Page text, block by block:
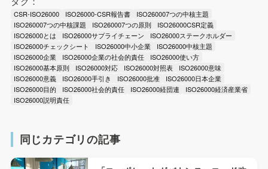
CSR-ISO26000 ISO26000-CSR報告書
ISO260007つの中核主題
ISO260007つの中核課題
ISO260007つの原則
ISO26000CSR定義
ISO26000とは
ISO26000サプライチェーン
ISO26000ステークホルダー
ISO26000チェックシート
ISO26000中小企業
ISO26000中核主題
ISO26000企業
ISO26000企業の社会的責任
ISO26000使い方
ISO26000基本原則
ISO26000対応 ISO26000対照表
ISO26000意味
ISO26000意義
ISO26000手引き ISO26000批准
ISO26000日本企業
ISO26000目的
ISO26000社会的責任 ISO26000経団連
ISO26000経済産業省
ISO26000説明責任
同じカテゴリの記事